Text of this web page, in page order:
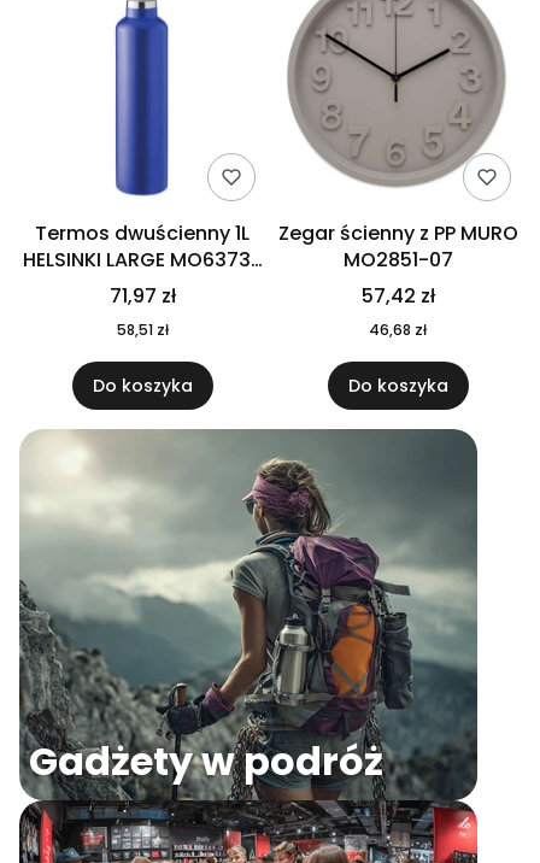
Termos dwuścienny 1L
HELSINKI LARGE MO6373-
04
71,97 zł
58,51 zł
Do koszyka
Zegar ścienny z PP MURO
MO2851-07
57,42 zł
46,68 zł
Do koszyka
Gadżety w podróż